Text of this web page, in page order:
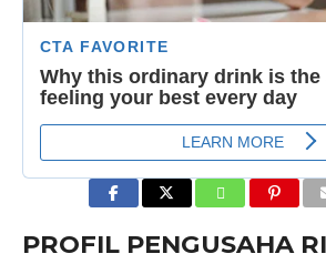
PROFIL PENGUSAHA